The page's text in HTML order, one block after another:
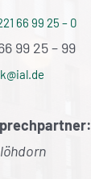
66 99 25 – 0
99 25 – 99